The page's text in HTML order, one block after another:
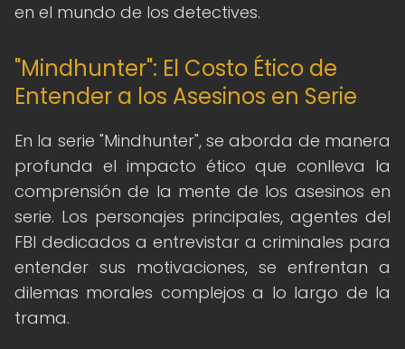
en el mundo de los detectives.
"Mindhunter": El Costo Ético de
Entender a los Asesinos en Serie
En la serie "Mindhunter", se aborda de manera
profunda el impacto ético que conlleva la
comprensión de la mente de los asesinos en
serie. Los personajes principales, agentes del
FBI dedicados a entrevistar a criminales para
entender sus motivaciones, se enfrentan a
dilemas morales complejos a lo largo de la
trama.